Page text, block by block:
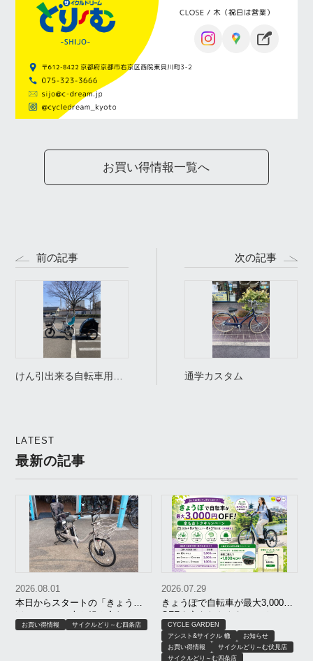
お買い得情報一覧へ
前の記事
けん引出来る自転車用ベ
次の記事
通学カスタム
LATEST
最新の記事
本日からスタートの「きょう
ぽ」！セール車と組み合わせて
さらにお買い得に！
2026.08.01
お買い得情報 サイクルどり～む四条店
きょうぽで自転車が最大3,000円
OFF｜京もおトクキャンペーン
【8月限定】｜京都 サイクルどり
～む、アシスト＆サイクル轍、
サイクルガーデン
2026.07.29
CYCLE GARDEN
アシスト&サイクル 轍
お知らせ
お買い得情報
サイクルどり～む伏見店
サイクルどり～む四条店